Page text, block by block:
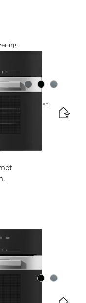
Kleur:Kleur:Kleur:
vers water en
Kleur:Kleur: